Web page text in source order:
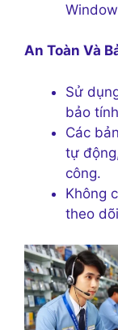
An Toàn Và
Sử
bảo
Các
tự
công.
Không
theo